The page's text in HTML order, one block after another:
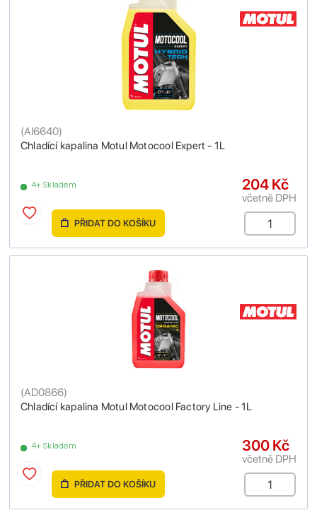
Chladící kapalina Motul Motocool Expert - 1L
(AI6640)
4+ Skladem 204 Kč
včetně DPH
PŘIDAT DO KOŠÍKU
Chladící kapalina Motul Motocool Factory Line - 1L
(AD0866)
4+ Skladem 300 Kč
včetně DPH
PŘIDAT DO KOŠÍKU